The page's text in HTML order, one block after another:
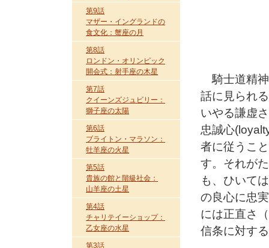
第9話
マザー・イングランドの
食文化：蟹座の月
第8話
ロンドン・オリンピック
開会式：射手座の木星
第7話
クイーンズジュビリー：
獅子座の太陽
第6話
ブライトン・マラソン：
牡羊座の火星
第5話
貴族の館と階級社会：
山羊座の土星
第4話
チャリテイーショップ：
乙女座の水星
第3話
騎士道精神
話に見られ
いやる謙虚
忠誠心
者に従うこ
す。それが
も、ひいて
の良心に忠
には正直さ
信条に対す